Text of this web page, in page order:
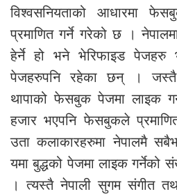
विश्वसनियताको आधारमा
प्रमाणित गर्ने गरेको छ ।
हेर्ने हो भने भेरिफाइड पेजहरु
पेजहरुपनि रहेका छन् । जस्तै
थापाको फेसबुक पेजमा लाइक
हजार भएपनि फेसबुकले
उता कलाकारहरुमा नेपालमै
यमा बुद्धको पेजमा लाइक गर्नेको
। त्यस्तै नेपाली सुगम संगीत